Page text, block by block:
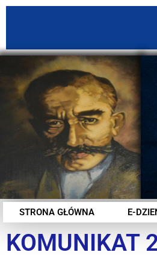
STRONA GŁÓWNA E-
KOMUNIKAT